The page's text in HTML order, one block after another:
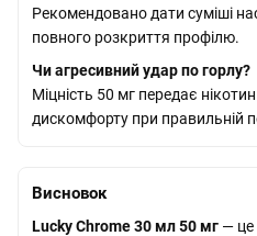
Рекомендовано дати суміші
повного розкриття профілю.
Чи агресивний удар по горлу?
Міцність 50 мг передає
дискомфорту при правильній
Висновок
Lucky Chrome 30 мл 50 мг — це